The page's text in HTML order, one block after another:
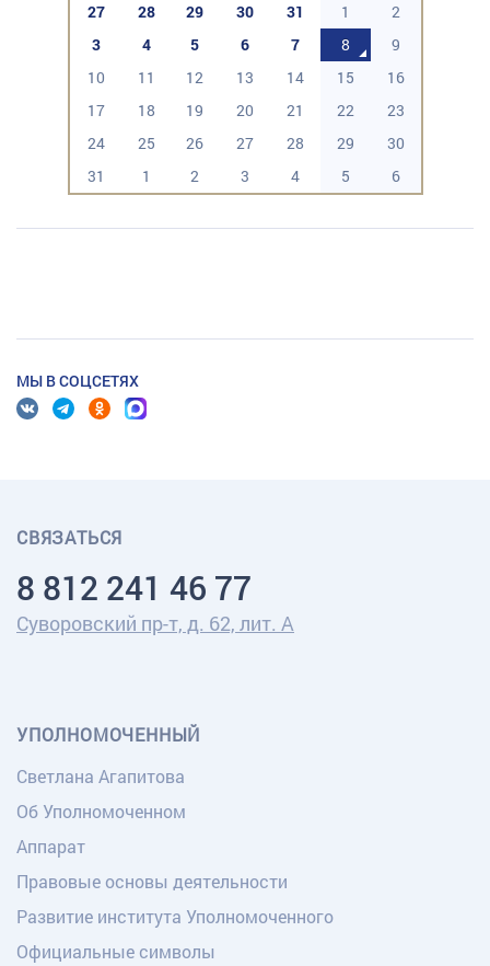
27
28 29 30 31 1
2
3
4 5 6 7 8
9
10
11 12 13 14 15
16
17
18 19 20 21 22
23
24
25 26 27 28 29
30
31
1 2 3 4 5 6
МЫ В СОЦСЕТЯХ
СВЯЗАТЬСЯ
8 812 241 46 77
Суворовский пр-т, д. 62, лит. А
УПОЛНОМОЧЕННЫЙ
Светлана Агапитова
Об Уполномоченном
Аппарат
Правовые основы деятельности
Развитие института Уполномоченного
Официальные символы